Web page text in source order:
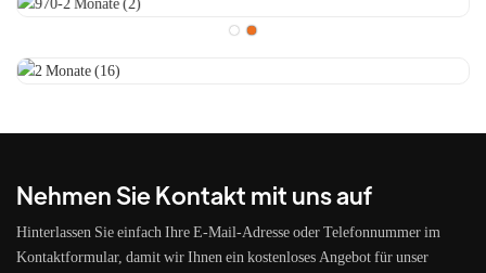
Nehmen Sie Kontakt mit uns auf
Hinterlassen Sie einfach Ihre E-Mail-Adresse oder Telefonnummer im
Kontaktformular, damit wir Ihnen ein kostenloses Angebot für unser